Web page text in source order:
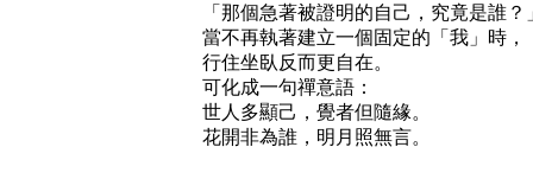
「那個急著被證明的自己，究竟是誰？
當不再執著建立一個固定的「我」時，
行住坐臥反而更自在。
可化成一句禪意語：
世人多顯己，覺者但隨緣。
花開非為誰，明月照無言。